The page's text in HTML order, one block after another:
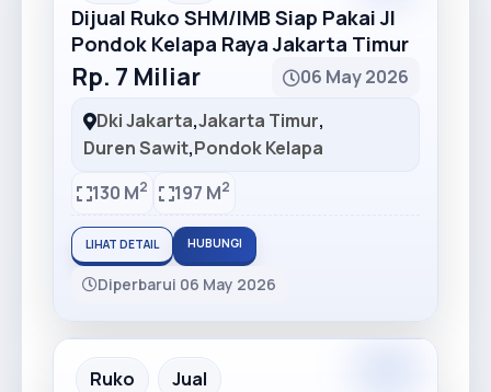
Dijual Ruko SHM/IMB Siap Pakai Jl
Pondok Kelapa Raya Jakarta Timur
Rp. 7 Miliar
06 May 2026
Dki Jakarta,Jakarta Timur,
Duren Sawit,Pondok Kelapa
130 M2 197 M2
LIHAT DETAIL HUBUNGI
Diperbarui 06 May 2026
Recommended
Ruko Jual